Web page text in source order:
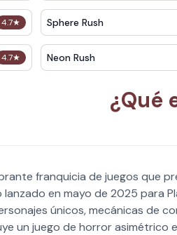
4.7★ Sphere Rush
4.7★ Neon Rush
¿Qué
franquicia de juegos que
en mayo de 2025 para
únicos, mecánicas de
un juego de horror asimétrico